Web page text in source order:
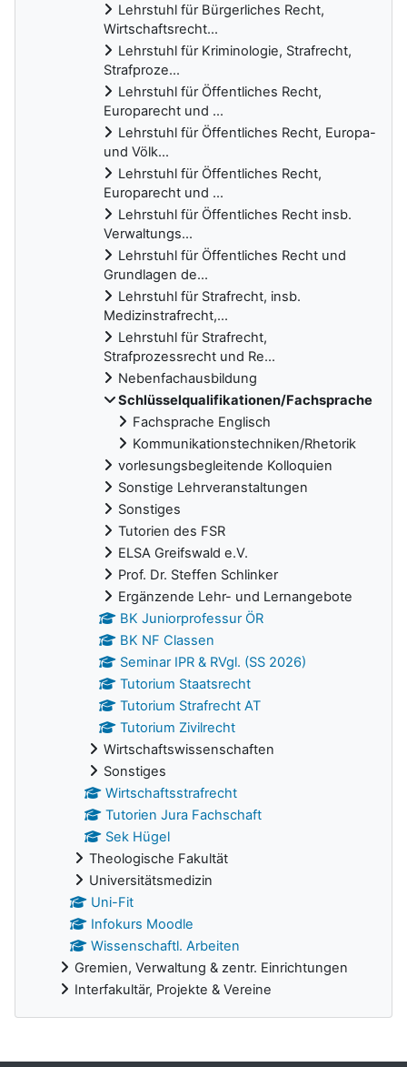
Lehrstuhl für Bürgerliches Recht,
Wirtschaftsrecht...
Lehrstuhl für Kriminologie, Strafrecht,
Strafproze...
Lehrstuhl für Öffentliches Recht,
Europarecht und ...
Lehrstuhl für Öffentliches Recht, Europa-
und Völk...
Lehrstuhl für Öffentliches Recht,
Europarecht und ...
Lehrstuhl für Öffentliches Recht insb.
Verwaltungs...
Lehrstuhl für Öffentliches Recht und
Grundlagen de...
Lehrstuhl für Strafrecht, insb.
Medizinstrafrecht,...
Lehrstuhl für Strafrecht,
Strafprozessrecht und Re...
Nebenfachausbildung
Schlüsselqualifikationen/Fachsprache
Fachsprache Englisch
Kommunikationstechniken/Rhetorik
vorlesungsbegleitende Kolloquien
Sonstige Lehrveranstaltungen
Sonstiges
Tutorien des FSR
ELSA Greifswald e.V.
Prof. Dr. Steffen Schlinker
Ergänzende Lehr- und Lernangebote
BK Juniorprofessur ÖR
BK NF Classen
Seminar IPR & RVgl. (SS 2026)
Tutorium Staatsrecht
Tutorium Strafrecht AT
Tutorium Zivilrecht
Wirtschaftswissenschaften
Sonstiges
Wirtschaftsstrafrecht
Tutorien Jura Fachschaft
Sek Hügel
Theologische Fakultät
Universitätsmedizin
Uni-Fit
Infokurs Moodle
Wissenschaftl. Arbeiten
Gremien, Verwaltung & zentr. Einrichtungen
Interfakultär, Projekte & Vereine
Ergänzungsblöcke